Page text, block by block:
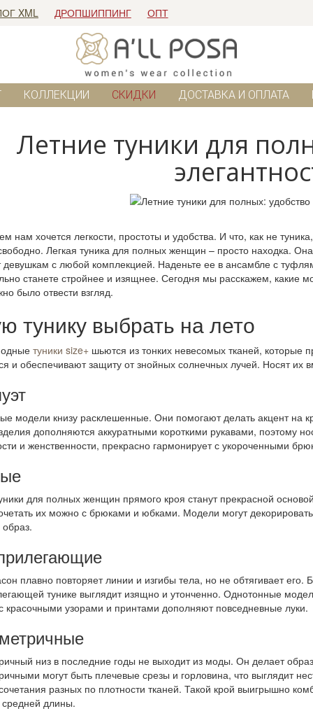
XML ДРОПШИППИНГ ОПТ
КОЛЛЕКЦИИ СКИДКИ ДОСТАВКА И ОПЛАТА
Летние туники для
нам хочется легкости, простоты и удобства. И что, как не
Легкая туника для полных женщин – просто находка.
девушкам с любой комплекцией. Наденьте ее в ансамбле с
станете стройнее и изящнее. Сегодня мы расскажем, какие
было отвести взгляд.
тунику выбрать на лето
туники size+ шьются из тонких невесомых тканей, которые
и обеспечивают защиту от знойных солнечных лучей. Носят их
модели книзу расклешенные. Они помогают делать акцент на
дополняются аккуратными короткими рукавами, поэтому
и женственности, прекрасно гармонирует с укороченными
для полных женщин прямого кроя станут прекрасной
их можно с брюками и юбками. Модели могут
плавно повторяет линии и изгибы тела, но не обтягивает
тунике выглядит изящно и утонченно. Однотонные
красочными узорами и принтами дополняют повседневные луки.
низ в последние годы не выходит из моды. Он делает
могут быть плечевые срезы и горловина, что выглядит
разных по плотности тканей. Такой крой выигрышно
длины.